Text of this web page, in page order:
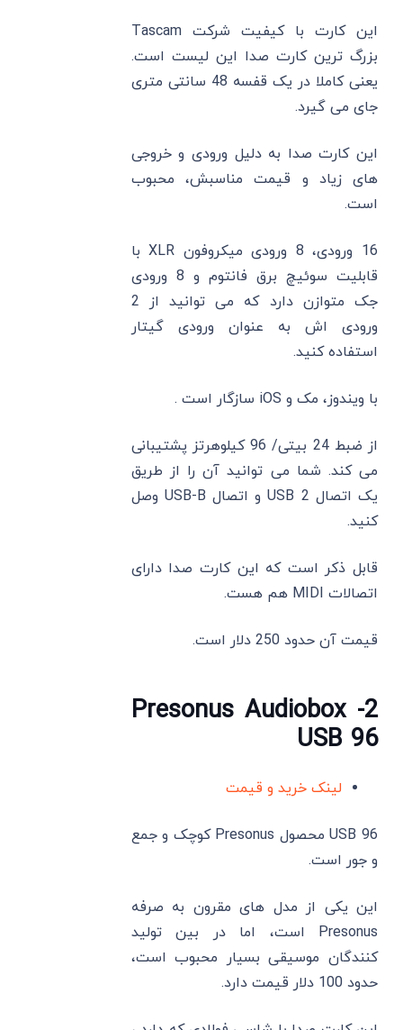
این کارت با کیفیت شرکت Tascam
بزرگ ترین کارت صدا این لیست است.
یعنی کاملا در یک قفسه 48 سانتی متری
جای می ‌گیرد.
این کارت صدا به دلیل ورودی و خروجی‌
های زیاد و قیمت مناسبش، محبوب
است.
16 ورودی، 8 ورودی میکروفون XLR با
قابلیت سوئیچ برق فانتوم و 8 ورودی
جک متوازن دارد که می ‌توانید از 2
ورودی‌ اش به عنوان ورودی گیتار
استفاده کنید.
با ویندوز، مک و iOS سازگار است .
از ضبط 24 بیتی/ 96 کیلوهرتز پشتیبانی
می ‌کند. شما می ‌توانید آن را از طریق
یک اتصال USB 2 و اتصال USB-B وصل
کنید.
قابل ذکر است که این کارت صدا دارای
اتصالات MIDI هم هست.
قیمت آن حدود 250 دلار است.
2- Presonus Audiobox
USB 96
لینک خرید و قیمت
USB 96 محصول Presonus کوچک و جمع
و جور است.
این یکی از مدل‌ های مقرون به صرفه
Presonus است، اما در بین تولید
کنندگان موسیقی بسیار محبوب است،
حدود 100 دلار قیمت دارد.